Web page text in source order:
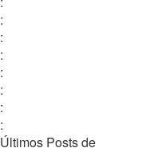
:
:
:
:
:
:
:
Últimos Posts de